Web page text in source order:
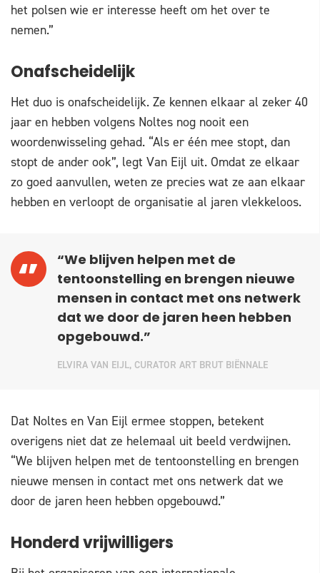
het polsen wie er interesse heeft om het over te
nemen.”
Onafscheidelijk
Het duo is onafscheidelijk. Ze kennen elkaar al zeker 40
jaar en hebben volgens Noltes nog nooit een
woordenwisseling gehad. “Als er één mee stopt, dan
stopt de ander ook”, legt Van Eijl uit. Omdat ze elkaar
zo goed aanvullen, weten ze precies wat ze aan elkaar
hebben en verloopt de organisatie al jaren vlekkeloos.
“We blijven helpen met de
tentoonstelling en brengen nieuwe
mensen in contact met ons netwerk
dat we door de jaren heen hebben
opgebouwd.”
ELVIRA VAN EIJL, CURATOR ART BRUT BIËNNALE
Dat Noltes en Van Eijl ermee stoppen, betekent
overigens niet dat ze helemaal uit beeld verdwijnen.
“We blijven helpen met de tentoonstelling en brengen
nieuwe mensen in contact met ons netwerk dat we
door de jaren heen hebben opgebouwd.”
Honderd vrijwilligers